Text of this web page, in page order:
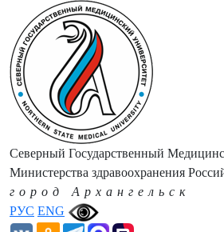
РУС ENG
Северный Государственный
Министерства здравоохранения
город Архангельск